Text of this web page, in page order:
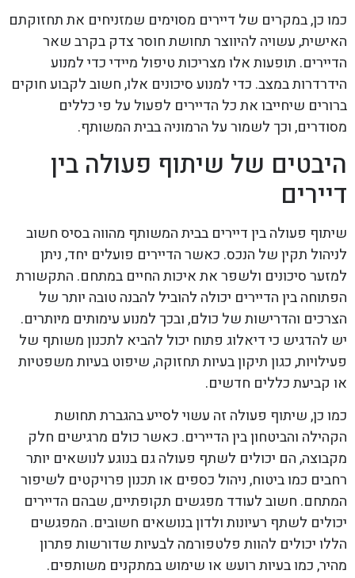
כמו כן, במקרים של דיירים מסוימים שמזניחים את תחזוקתם
האישית, עשויה להיווצר תחושת חוסר צדק בקרב שאר
הדיירים. תופעות אלו מצריכות טיפול מיידי כדי למנוע
הידרדרות במצב. כדי למנוע סיכונים אלו, חשוב לקבוע חוקים
ברורים שיחייבו את כל הדיירים לפעול על פי כללים
מסודרים, וכך לשמור על הרמוניה בבית המשותף.
היבטים של שיתוף פעולה בין
דיירים
שיתוף פעולה בין דיירים בבית המשותף מהווה בסיס חשוב
לניהול תקין של הנכס. כאשר הדיירים פועלים יחד, ניתן
למזער סיכונים ולשפר את איכות החיים במתחם. התקשורת
הפתוחה בין הדיירים יכולה להוביל להבנה טובה יותר של
הצרכים והדרישות של כולם, ובכך למנוע עימותים מיותרים.
יש להדגיש כי דיאלוג פתוח יכול להביא לתכנון משותף של
פעילויות, כגון תיקון בעיות תחזוקה, שיפוט בעיות משפטיות
או קביעת כללים חדשים.
כמו כן, שיתוף פעולה זה עשוי לסייע בהגברת תחושת
הקהילה והביטחון בין הדיירים. כאשר כולם מרגישים חלק
מקבוצה, הם יכולים לשתף פעולה גם בנוגע לנושאים יותר
רחבים כמו ביטוח, ניהול כספים או תכנון פרויקטים לשיפור
המתחם. חשוב לעודד מפגשים תקופתיים, שבהם הדיירים
יכולים לשתף רעיונות ולדון בנושאים חשובים. המפגשים
הללו יכולים להוות פלטפורמה לבעיות שדורשות פתרון
מהיר, כמו בעיות רועש או שימוש במתקנים משותפים.